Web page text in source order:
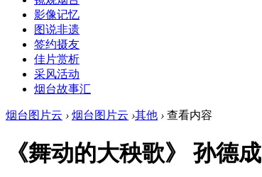
影像记忆
图说非遗
签约摄友
佳片赏析
采风活动
烟台故事汇
烟台图片云 › 烟台图片云 ›其他 › 查看内容
《舞动的大秧歌》 孙德成